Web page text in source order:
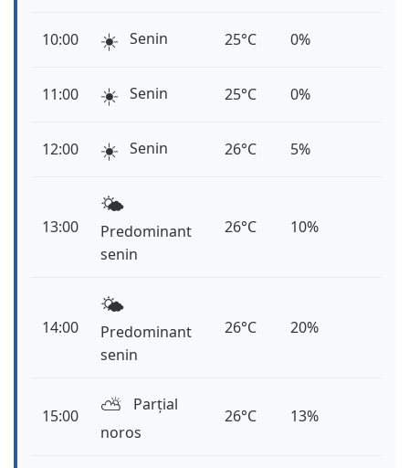
10:00 ☀️ Senin 25°C 0%
11:00 ☀️ Senin 25°C 0%
12:00 ☀️ Senin 26°C 5%
13:00
🌤️
Predominant
senin
26°C 10%
14:00
🌤️
Predominant
senin
26°C 20%
15:00 ⛅️
Parțial
noros
26°C 13%